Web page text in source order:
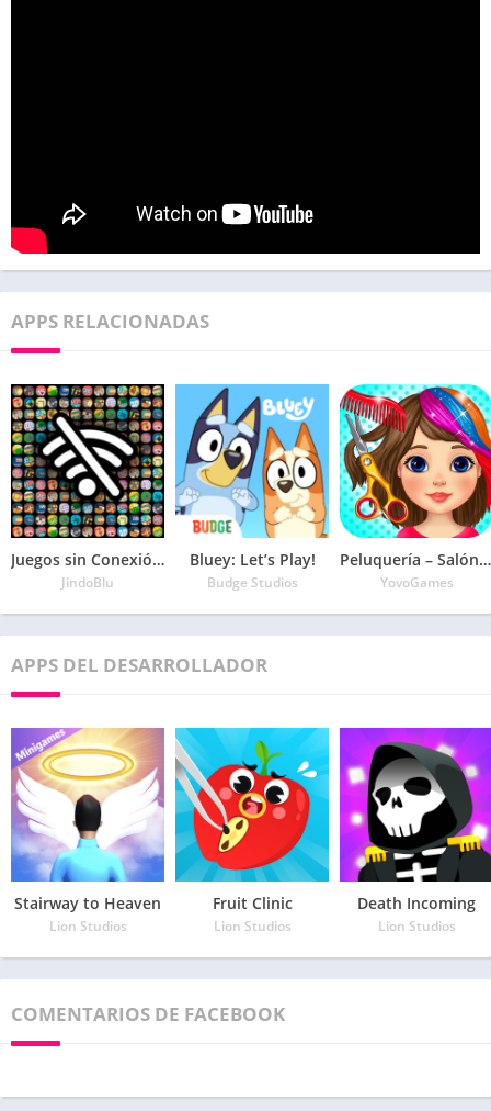
APPS RELACIONADAS
Juegos sin Conexión a Internet
JindoBlu
Bluey: Let’s Play!
Budge Studios
Peluquería – Salón de belleza
YovoGames
APPS DEL DESARROLLADOR
Stairway to Heaven
Lion Studios
Fruit Clinic
Lion Studios
Death Incoming
Lion Studios
COMENTARIOS DE FACEBOOK